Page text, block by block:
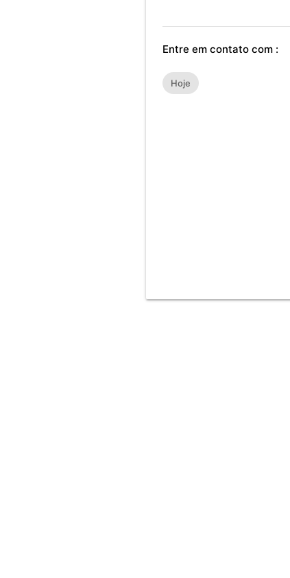
Entre em contato com :
Hoje